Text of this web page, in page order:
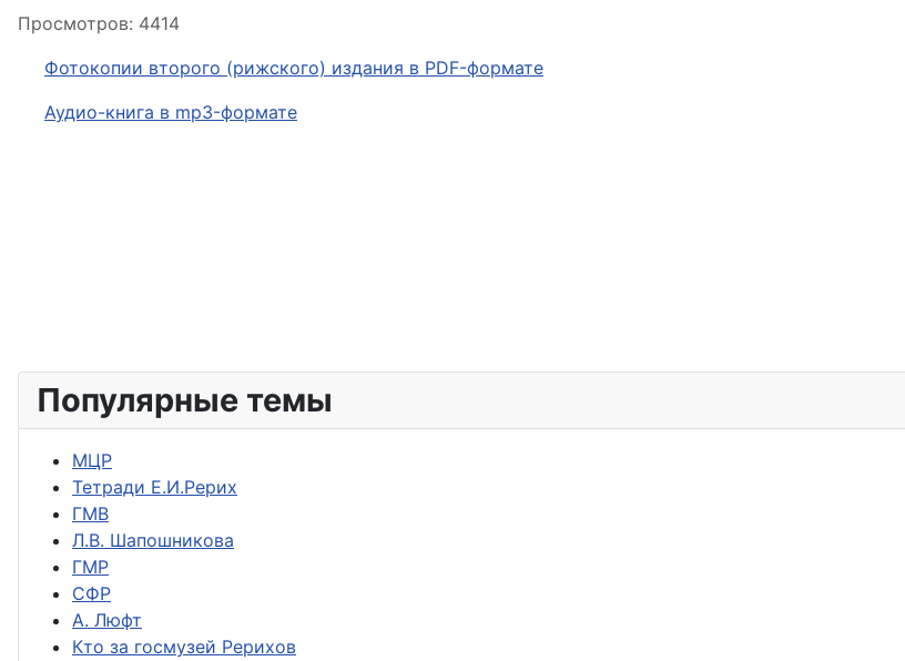
Просмотров: 4414
Фотокопии второго (рижского) издания в PDF-формате
Аудио-книга в mp3-формате
Популярные темы
МЦР
Тетради Е.И.Рерих
ГМВ
Л.В. Шапошникова
ГМР
СФР
А. Люфт
Кто за госмузей Рерихов